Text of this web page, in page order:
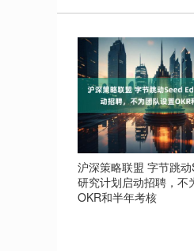
沪深策略联盟 字节跳
研究计划启动招聘，不
OKR和半年考核